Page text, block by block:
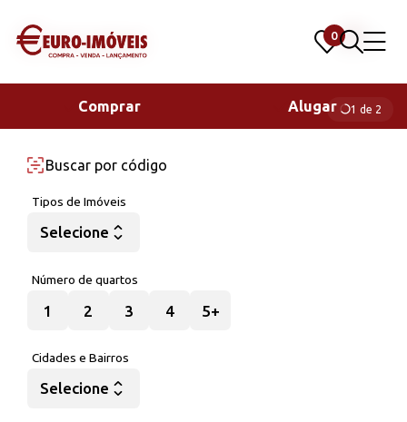
0
para venda no bairro
Condomínio Alphaville
em Juiz de Fora, MG
Condomínio Alphaville, Juiz de Fora, MG
Mais detalhes
1 de 2
Comprar Alugar
Tipos de Imóveis
Selecione
Número de quartos
1 2 3 4 5+
Cidades e Bairros
Selecione
0